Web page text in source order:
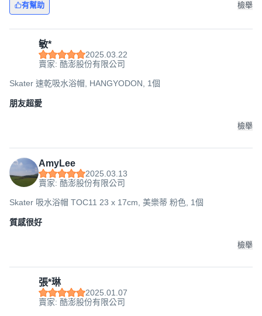
有幫助 檢舉
敏*
2025.03.22
賣家: 酷澎股份有限公司
Skater 速乾吸水浴帽, HANGYODON, 1個
朋友超愛
檢舉
AmyLee
2025.03.13
賣家: 酷澎股份有限公司
Skater 吸水浴帽 TOC11 23 x 17cm, 美樂蒂 粉色, 1個
質感很好
檢舉
張*琳
2025.01.07
賣家: 酷澎股份有限公司